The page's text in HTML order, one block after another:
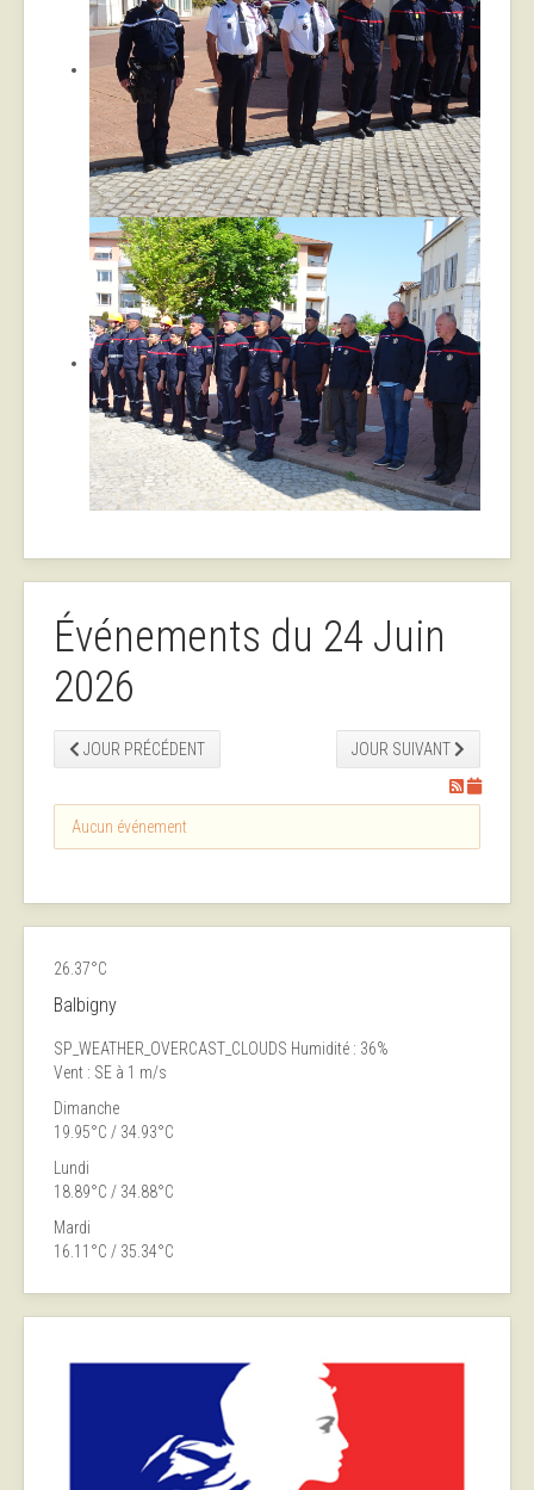
Événements du 24 Juin
2026
JOUR PRÉCÉDENT JOUR SUIVANT
Aucun événement
26.37°C
Balbigny
SP_WEATHER_OVERCAST_CLOUDS Humidité : 36%
Vent : SE à 1 m/s
Dimanche
19.95°C / 34.93°C
Lundi
18.89°C / 34.88°C
Mardi
16.11°C / 35.34°C